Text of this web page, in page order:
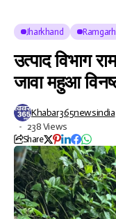
Jharkhand Ramgarh
उत्पाद विभाग
जावा महुआ
Khabar365newsindia
238 Views
Share